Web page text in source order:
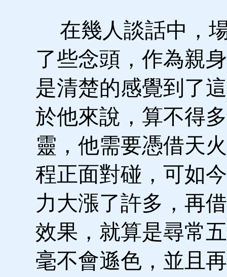
在幾人談話中，
了些念頭，作為親
是清楚的感覺到了
於他來說，算不得
靈，他需要憑借天
程正面對碰，可如
力大漲了許多，再
效果，就算是尋常
毫不會遜色，並且